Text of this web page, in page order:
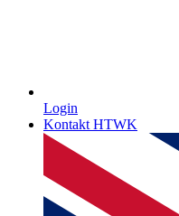
Login
Kontakt HTWK